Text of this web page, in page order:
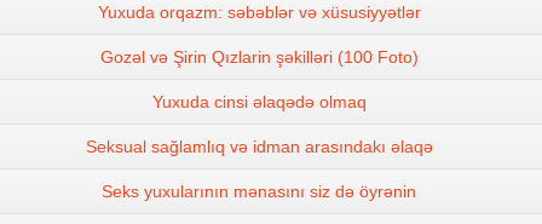
Yuxuda orqazm: səbəblər və xüsusiyyətlər
Gozəl və Şirin Qızlarin şəkilləri (100 Foto)
Yuxuda cinsi əlaqədə olmaq
Seksual sağlamlıq və idman arasındakı əlaqə
Seks yuxularının mənasını siz də öyrənin